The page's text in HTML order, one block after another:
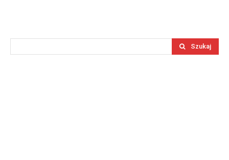
Szukaj